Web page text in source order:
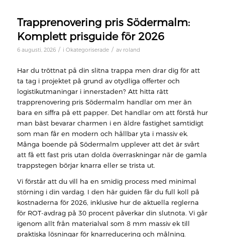
Trapprenovering pris Södermalm:
Komplett prisguide för 2026
6 augusti, 2026 / i Okategoriserade / av roland
Har du tröttnat på din slitna trappa men drar dig för att
ta tag i projektet på grund av otydliga offerter och
logistikutmaningar i innerstaden? Att hitta rätt
trapprenovering pris Södermalm handlar om mer än
bara en siffra på ett papper. Det handlar om att förstå hur
man bäst bevarar charmen i en äldre fastighet samtidigt
som man får en modern och hållbar yta i massiv ek.
Många boende på Södermalm upplever att det är svårt
att få ett fast pris utan dolda överraskningar när de gamla
trappstegen börjar knarra eller se trista ut.
Vi förstår att du vill ha en smidig process med minimal
störning i din vardag. I den här guiden får du full koll på
kostnaderna för 2026, inklusive hur de aktuella reglerna
för ROT-avdrag på 30 procent påverkar din slutnota. Vi går
igenom allt från materialval som 8 mm massiv ek till
praktiska lösningar för knarreducering och målning.